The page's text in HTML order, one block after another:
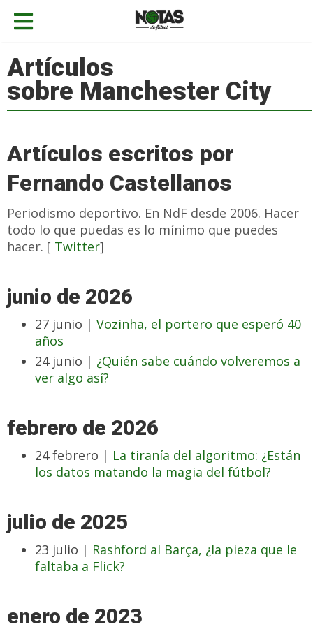
Artículos
sobre Manchester City
Artículos escritos por
Fernando Castellanos
Periodismo deportivo. En NdF desde 2006. Hacer
todo lo que puedas es lo mínimo que puedes
hacer. [ Twitter]
junio de 2026
27 junio | Vozinha, el portero que esperó 40
años
24 junio | ¿Quién sabe cuándo volveremos a
ver algo así?
febrero de 2026
24 febrero | La tiranía del algoritmo: ¿Están
los datos matando la magia del fútbol?
julio de 2025
23 julio | Rashford al Barça, ¿la pieza que le
faltaba a Flick?
enero de 2023